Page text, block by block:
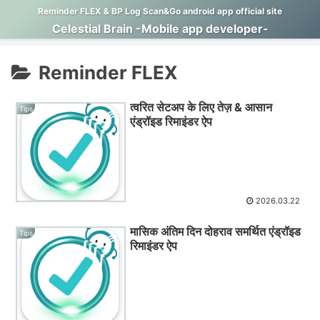
Reminder FLEX & BP Log Scan&Go android app official site
Celestial Brain -Mobile app developer-
Reminder FLEX
Tips
त्वरित सेटअप के लिए तेज़ & आसान
एंड्रॉइड रिमाइंडर ऐप
2026.03.22
Tips
मासिक अंतिम दिन दोहराव समर्थित एंड्रॉइड
रिमाइंडर ऐप